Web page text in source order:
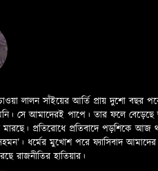
লালন সাঁইয়ের আর্তি প্রায় দুশো বছর
সে আমাদেরই পাপে। তার ফলে বেড়েছে
মারছে। প্রতিরোধে প্রতিবাদে পড়শিকে
ধর্মের মুখোশ পরে ফ্যাসিবাদ
রাজনীতির হাতিয়ার।